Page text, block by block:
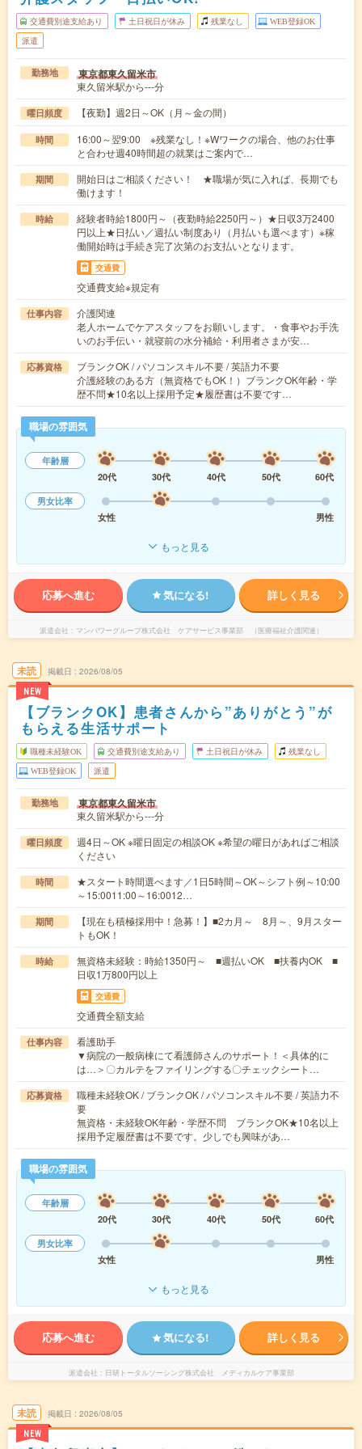
交通費別途支給あり 土日祝日が休み 残業なし WEB登録OK
派遣
勤務地 東京都東久留米市
東久留米駅から---分
曜日頻度 【夜勤】週2日～OK（月～金の間）
時間
16:00～翌9:00 ※残業なし！※Wワークの場合、他のお仕事
と合わせ週40時間超の就業はご案内で…
期間
開始日はご相談ください！ ★職場が気に入れば、長期でも
働けます！
時給
経験者時給1800円～（夜勤時給2250円～）★日収3万2400
円以上★日払い／週払い制度あり（月払いも選べます）※稼
働開始時は手続き完了次第のお支払いとなります。
交通費
交通費支給※規定有
仕事内容
介護関連
老人ホームでケアスタッフをお願いします。・食事やお手洗
いのお手伝い・就寝前の水分補給・利用者さまが安…
応募資格
ブランクOK / パソコンスキル不要 / 英語力不要
介護経験のある方（無資格でもOK！）ブランクOK年齢・学
歴不問★10名以上採用予定★履歴書は不要です…
職場の雰囲気
年齢層
20代
30代 40代 50代
60代
男女比率
女性
男性
もっと見る
応募へ進む 気になる! 詳しく見る
派遣会社 マンパワーグループ株式会社 ケアサービス事業部 （医療福祉介護関連）
未読
NEW
掲載日 2026/08/05
【ブランクOK】患者さんから”ありがとう”が
もらえる生活サポート
職種未経験OK 交通費別途支給あり 土日祝日が休み 残業なし
WEB登録OK 派遣
勤務地 東京都東久留米市
東久留米駅から---分
曜日頻度
週4日～OK ※曜日固定の相談OK ※希望の曜日があればご相談
ください
時間
★スタート時間選べます／1日5時間～OK～シフト例～10:00
～15:0011:00～16:0012…
期間
【現在も積極採用中！急募！】■2カ月～ 8月～、9月スター
トもOK！
時給
無資格未経験：時給1350円～ ■週払いOK ■扶養内OK ■
日収1万800円以上
交通費
交通費全額支給
仕事内容
看護助手
▼病院の一般病棟にて看護師さんのサポート！＜具体的に
は…＞〇カルテをファイリングする〇チェックシート…
応募資格
職種未経験OK / ブランクOK / パソコンスキル不要 / 英語力不
要
無資格・未経験OK年齢・学歴不問 ブランクOK★10名以上
採用予定履歴書は不要です。少しでも興味があ…
職場の雰囲気
年齢層
20代
30代 40代 50代
60代
男女比率
女性
男性
もっと見る
応募へ進む 気になる! 詳しく見る
派遣会社 日研トータルソーシング株式会社 メディカルケア事業部
未読
NEW
掲載日 2026/08/05